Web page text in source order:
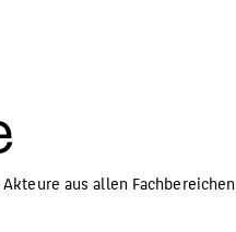
aus allen